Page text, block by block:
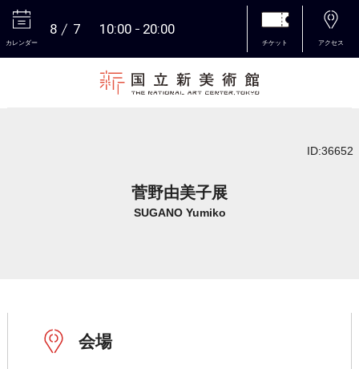
カレンダー
8 7 10:00 20:00
チケット アクセス
ID:36652
菅野由美子展
SUGANO Yumiko
会場